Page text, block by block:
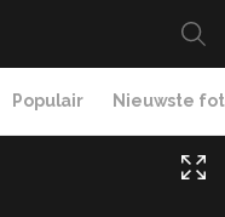
Populair Nieuwste